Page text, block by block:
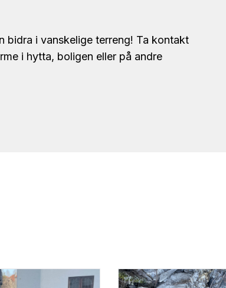
bidra i vanskelige terreng! Ta kontakt
i hytta, boligen eller på andre